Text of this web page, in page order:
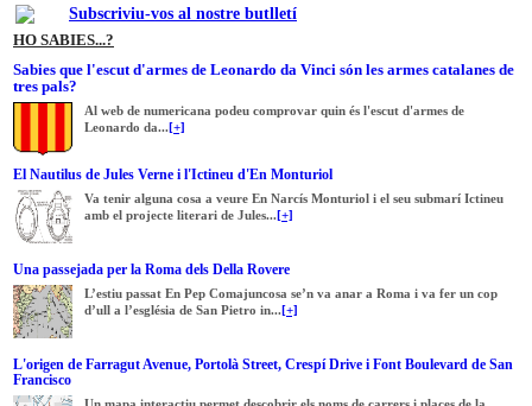
Subscriviu-vos al nostre butlletí
HO SABIES...?
Sabies que l'escut d'armes de Leonardo da Vinci són les armes catalanes de
tres pals?
Al web de numericana podeu comprovar quin és l'escut d'armes de
Leonardo da...[+]
El Nautilus de Jules Verne i l'Ictineu d'En Monturiol
Va tenir alguna cosa a veure En Narcís Monturiol i el seu submarí Ictineu
amb el projecte literari de Jules...[+]
Una passejada per la Roma dels Della Rovere
L’estiu passat En Pep Comajuncosa se’n va anar a Roma i va fer un cop
d’ull a l’església de San Pietro in...[+]
L'origen de Farragut Avenue, Portolà Street, Crespí Drive i Font Boulevard de San
Francisco